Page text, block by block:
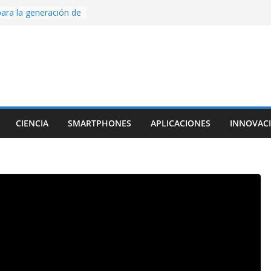
la generación de
con Inteligencia
una app
una
CIENCIA SMARTPHONES APLICACIONES